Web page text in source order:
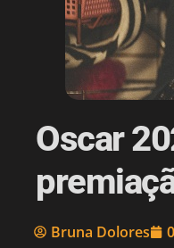
Oscar
Bruna Dolores